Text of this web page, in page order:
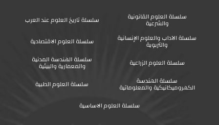
سلسلة العلوم القانونية
والشرعية
سلسلة تاريخ العلوم عند العرب
سلسلة الآداب والعلوم الإنسانية
والتربوية
سلسلة العلوم الاقتصادية
سلسلة العلوم الزراعية
سلسلة الهندسة المدنية
والمعمارية والبيئية
سلسلة الهندسة
الكهروميكانيكية والمعلوماتية
سلسلة العلوم الطبية
سلسلة العلوم الاساسية